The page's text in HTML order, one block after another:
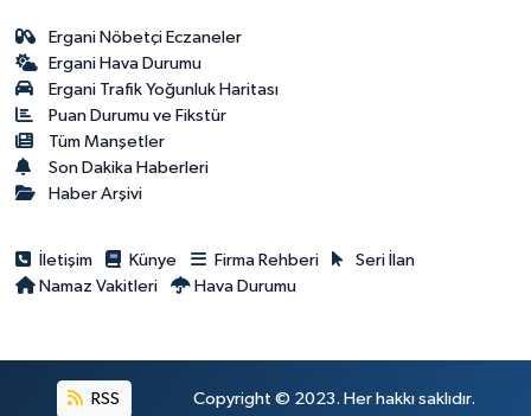
Ergani Nöbetçi Eczaneler
Ergani Hava Durumu
Ergani Trafik Yoğunluk Haritası
Puan Durumu ve Fikstür
Tüm Manşetler
Son Dakika Haberleri
Haber Arşivi
İletişim Künye Firma Rehberi
Seri İlan
Namaz Vakitleri
Hava Durumu
RSS Copyright © 2023. Her hakkı saklıdır.